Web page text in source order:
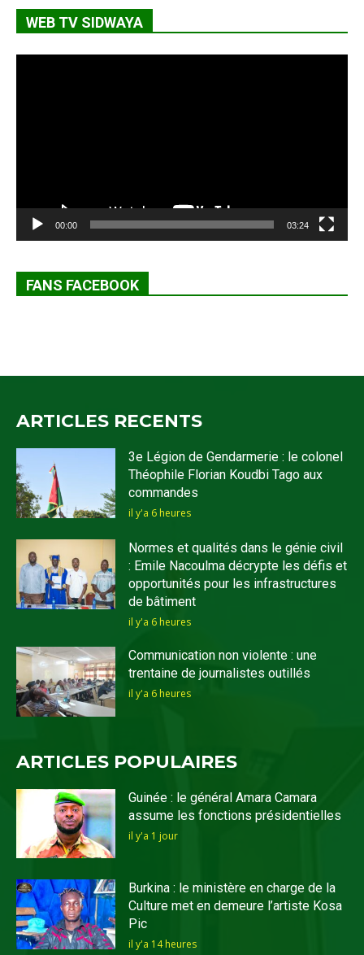
WEB TV SIDWAYA
00:00 03:24
FANS FACEBOOK
ARTICLES RECENTS
3e Légion de Gendarmerie : le colonel
Théophile Florian Koudbi Tago aux
commandes
il y'a 6 heures
Normes et qualités dans le génie civil
: Emile Nacoulma décrypte les défis et
opportunités pour les infrastructures
de bâtiment
il y'a 6 heures
Communication non violente : une
trentaine de journalistes outillés
il y'a 6 heures
ARTICLES POPULAIRES
Guinée : le général Amara Camara
assume les fonctions présidentielles
il y'a 1 jour
Burkina : le ministère en charge de la
Culture met en demeure l’artiste Kosa
Pic
il y'a 14 heures